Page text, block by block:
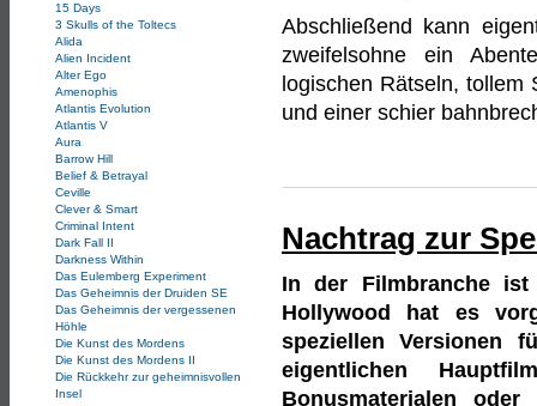
15 Days
3 Skulls of the Toltecs
Alida
Alien Incident
Alter Ego
Amenophis
Atlantis Evolution
Atlantis V
Aura
Barrow Hill
Belief & Betrayal
Ceville
Clever & Smart
Criminal Intent
Dark Fall II
Darkness Within
Das Eulemberg Experiment
Das Geheimnis der Druiden SE
Das Geheimnis der vergessenen
Höhle
Die Kunst des Mordens
Die Kunst des Mordens II
Die Rückkehr zur geheimnisvollen
Insel
Abschließend kann
zweifelsohne ein
logischen Rätseln, tollem
und einer schier
Nachtrag zur
In der Filmbranche ist
Hollywood hat es
speziellen Versionen
eigentlichen
Bonusmaterialen